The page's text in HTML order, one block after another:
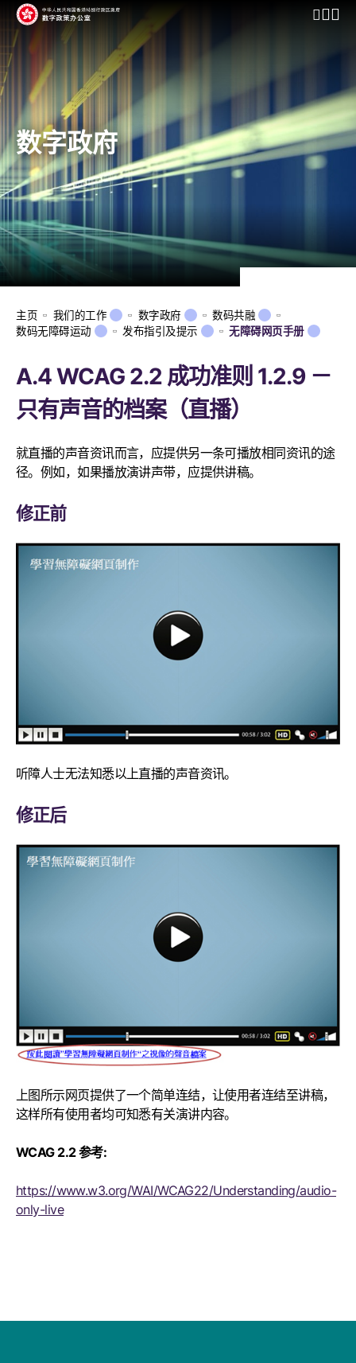
开启行
数字政府
主页 我们的工作 数字政府
数码共融
数码无障碍运动
发布指引及提示 无障碍网页手册
A.4 WCAG 2.2 成功准则 1.2.9 －
只有声音的档案（直播）
就直播的声音资讯而言，应提供另一条可播放相同资讯的途
径。例如，如果播放演讲声带，应提供讲稿。
修正前
听障人士无法知悉以上直播的声音资讯。
修正后
上图所示网页提供了一个简单连结，让使用者连结至讲稿，
这样所有使用者均可知悉有关演讲内容。
WCAG 2.2 参考:
https://www.w3.org/WAI/WCAG22/Understanding/audio-
only-live